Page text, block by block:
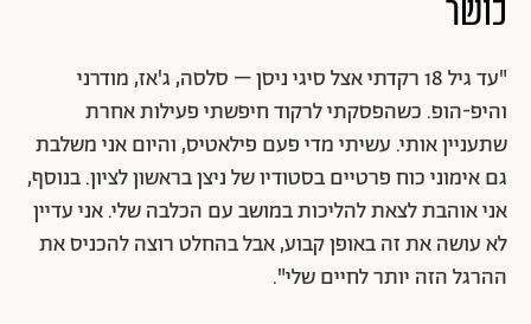
כושר
"עד גיל 18 רקדתי אצל סיגי ניסן – סלסה, ג'אז, מודרני
והיפ-הופ. כשהפסקתי לרקוד חיפשתי פעילות אחרת
שתעניין אותי. עשיתי מדי פעם פילאטיס, והיום אני משלבת
גם אימוני כוח פרטיים בסטודיו של ניצן בראשון לציון. בנוסף,
אני אוהבת לצאת להליכות במושב עם הכלבה שלי. אני עדיין
לא עושה את זה באופן קבוע, אבל בהחלט רוצה להכניס את
ההרגל הזה יותר לחיים שלי".